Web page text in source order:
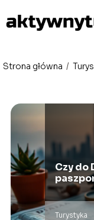
Strona główna /
Czy do
Turystyka